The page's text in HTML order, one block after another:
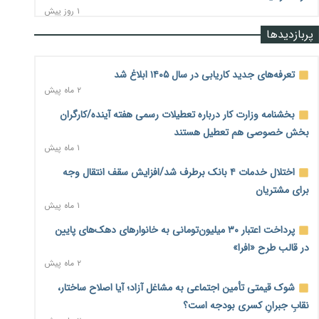
۱ روز پیش
رشد ۷۵ هزار میلیاردی بازار خرید اعتباری؛ فین‌تک‌ها وارد میدان
۱ روز پیش
آغاز اجرای پایلوت «ردا کارت» برای دانشجویان تحصیلات تکمیلی
۱ روز پیش
محدودیت تازه برای شبکه بانکی؛ افزایش سپرده قانونی با هدف
کنترل تورم
۱ روز پیش
ترمز تولید خودرو کشیده شد؛ افت ۲۵ درصدی تیراژ ایران‌خودرو،
سایپا و پارس‌خودرو
۱ روز پیش
بنگاه‌داری بانک‌ها؛ مانع بزرگ خانه‌دار شدن مستأجران
پربازدیدها
تعرفه‌های جدید کاریابی در سال ۱۴۰۵ ابلاغ شد
۲ ماه پیش
بخشنامه وزارت کار درباره تعطیلات رسمی هفته آینده/کارگران
بخش خصوصی هم تعطیل هستند
۱ ماه پیش
اختلال خدمات ۴ بانک برطرف شد/افزایش سقف انتقال وجه
برای مشتریان
۱ ماه پیش
پرداخت اعتبار ۳۰ میلیون‌تومانی به خانوارهای دهک‌های پایین
در قالب طرح «افرا»
۲ ماه پیش
شوک قیمتی تأمین اجتماعی به مشاغل آزاد؛ آیا اصلاح ساختار،
نقابِ جبرانِ کسری بودجه است؟